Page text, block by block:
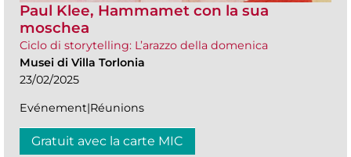
Paul Klee, Hammamet con la sua
moschea
Ciclo di storytelling: L’arazzo della domenica
Musei di Villa Torlonia
23/02/2025
Evénement|Réunions
Gratuit avec la carte MIC